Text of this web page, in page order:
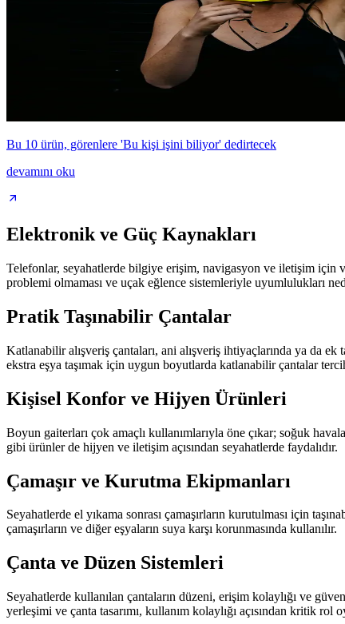
Bu 10 ürün, görenlere 'Bu kişi işini biliyor' dedirtecek
devamını oku
Elektronik ve Güç Kaynakları
Telefonlar, seyahatlerde bilgiye erişim, navigasyon ve iletişim için
problemi olmaması ve uçak eğlence sistemleriyle uyumlulukları
Pratik Taşınabilir Çantalar
Katlanabilir alışveriş çantaları, ani alışveriş ihtiyaçlarında ya da
ekstra eşya taşımak için uygun boyutlarda katlanabilir çantalar
Kişisel Konfor ve Hijyen Ürünleri
Boyun gaiterları çok amaçlı kullanımlarıyla öne çıkar; soğuk
gibi ürünler de hijyen ve iletişim açısından seyahatlerde faydalıdır.
Çamaşır ve Kurutma Ekipmanları
Seyahatlerde el yıkama sonrası çamaşırların kurutulması için
çamaşırların ve diğer eşyaların suya karşı korunmasında kullanılır.
Çanta ve Düzen Sistemleri
Seyahatlerde kullanılan çantaların düzeni, erişim kolaylığı ve
yerleşimi ve çanta tasarımı, kullanım kolaylığı açısından kritik rol